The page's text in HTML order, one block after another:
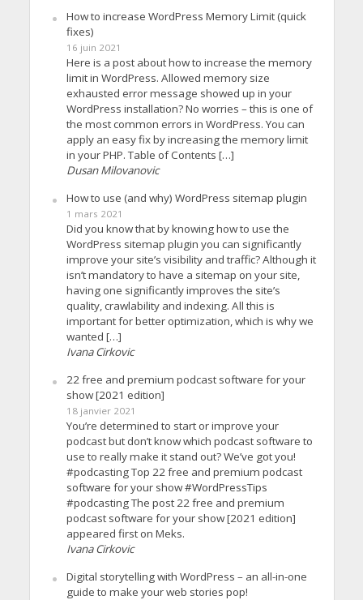
How to increase WordPress Memory Limit (quick
fixes)
16 juin 2021
Here is a post about how to increase the memory
limit in WordPress. Allowed memory size
exhausted error message showed up in your
WordPress installation? No worries – this is one of
the most common errors in WordPress. You can
apply an easy fix by increasing the memory limit
in your PHP. Table of Contents […]
Dusan Milovanovic
How to use (and why) WordPress sitemap plugin
1 mars 2021
Did you know that by knowing how to use the
WordPress sitemap plugin you can significantly
improve your site’s visibility and traffic? Although it
isn’t mandatory to have a sitemap on your site,
having one significantly improves the site’s
quality, crawlability and indexing. All this is
important for better optimization, which is why we
wanted […]
Ivana Cirkovic
22 free and premium podcast software for your
show [2021 edition]
18 janvier 2021
You’re determined to start or improve your
podcast but don’t know which podcast software to
use to really make it stand out? We’ve got you!
#podcasting Top 22 free and premium podcast
software for your show #WordPressTips
#podcasting The post 22 free and premium
podcast software for your show [2021 edition]
appeared first on Meks.
Ivana Cirkovic
Digital storytelling with WordPress – an all-in-one
guide to make your web stories pop!